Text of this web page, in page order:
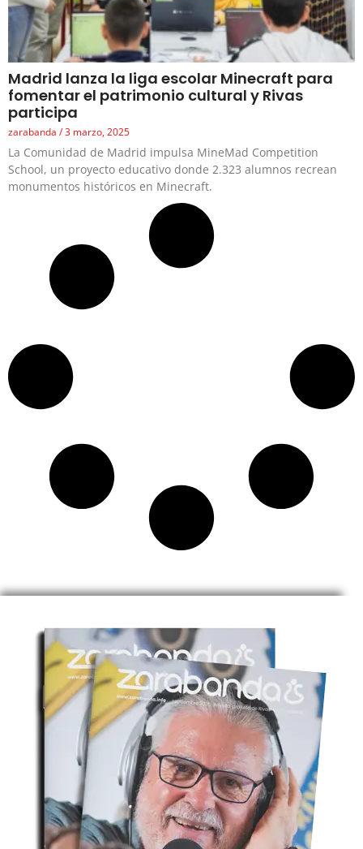
Madrid lanza la liga escolar Minecraft para
fomentar el patrimonio cultural y Rivas
participa
zarabanda 3 marzo, 2025
La Comunidad de Madrid impulsa MineMad Competition
School, un proyecto educativo donde 2.323 alumnos recrean
monumentos históricos en Minecraft.